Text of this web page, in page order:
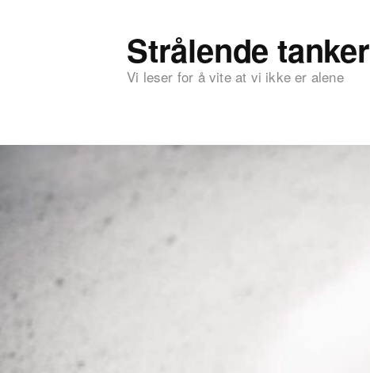
Strålende tanker
Vi leser for å vite at vi ikke er alene